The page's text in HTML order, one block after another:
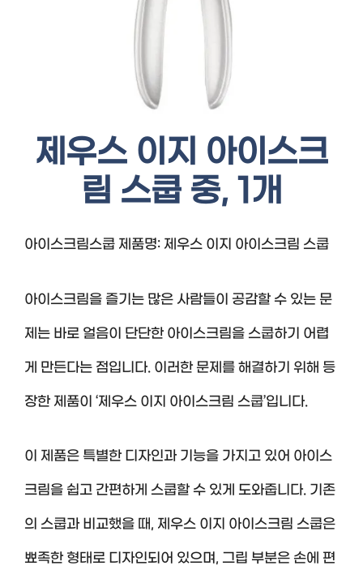
제우스 이지 아이스크
림 스쿱 중, 1개
아이스크림스쿱 제품명: 제우스 이지 아이스크림 스쿱
아이스크림을 즐기는 많은 사람들이 공감할 수 있는 문
제는 바로 얼음이 단단한 아이스크림을 스쿱하기 어렵
게 만든다는 점입니다. 이러한 문제를 해결하기 위해 등
장한 제품이 ‘제우스 이지 아이스크림 스쿱’입니다.
이 제품은 특별한 디자인과 기능을 가지고 있어 아이스
크림을 쉽고 간편하게 스쿱할 수 있게 도와줍니다. 기존
의 스쿱과 비교했을 때, 제우스 이지 아이스크림 스쿱은
뾰족한 형태로 디자인되어 있으며, 그립 부분은 손에 편